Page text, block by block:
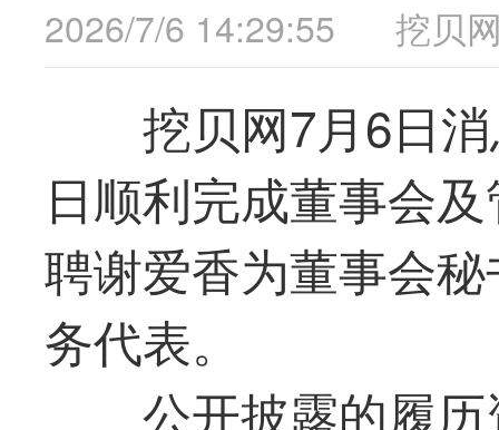
2026/7/6 14:29:55 挖贝
挖贝网7月6日
日顺利完成董事会
聘谢爱香为董事会
务代表。
公开披露的履